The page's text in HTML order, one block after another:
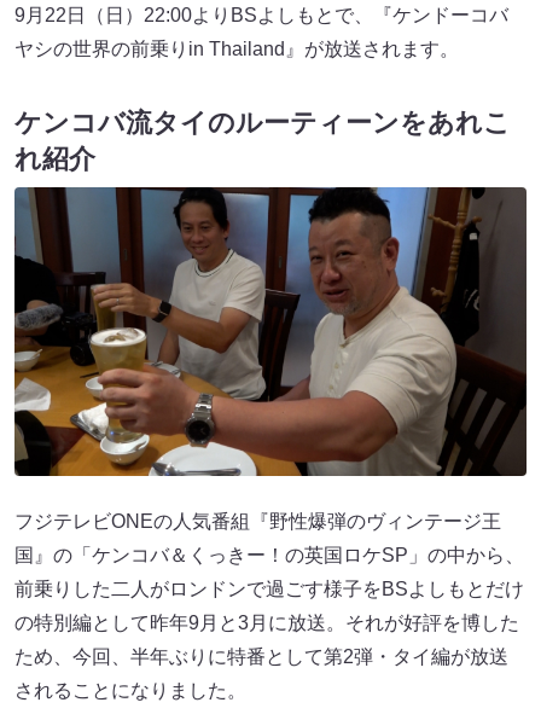
9月22日（日）22:00よりBSよしもとで、『ケンドーコバ
ヤシの世界の前乗りin Thailand』が放送されます。
ケンコバ流タイのルーティーンをあれこ
れ紹介
フジテレビONEの人気番組『野性爆弾のヴィンテージ王
国』の「ケンコバ＆くっきー！の英国ロケSP」の中から、
前乗りした二人がロンドンで過ごす様子をBSよしもとだけ
の特別編として昨年9月と3月に放送。それが好評を博した
ため、今回、半年ぶりに特番として第2弾・タイ編が放送
されることになりました。